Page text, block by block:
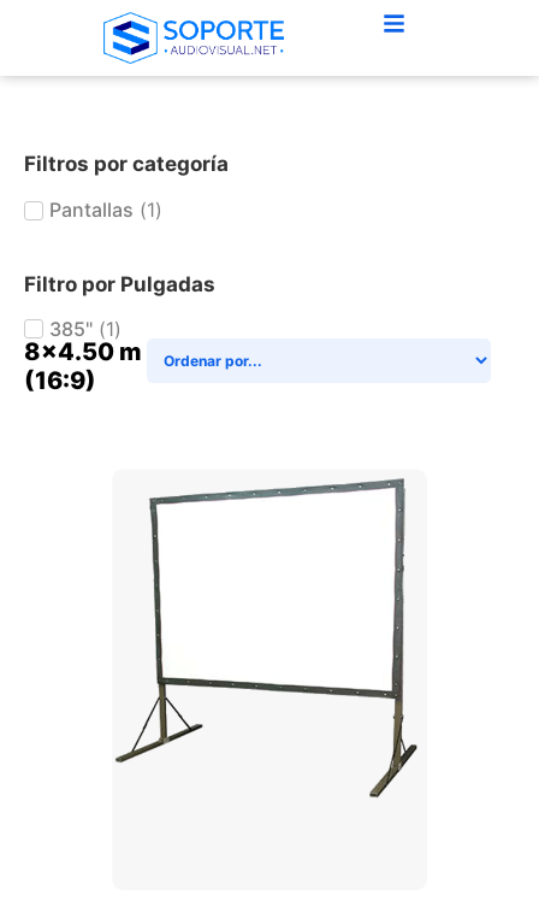
Filtros por categoría
Pantallas (1)
Filtro por Pulgadas
385" (1)
8x4.50 m
(16:9)